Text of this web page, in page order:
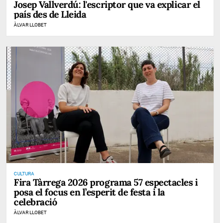
Josep Vallverdú: l'escriptor que va explicar el
país des de Lleida
ÀLVAR LLOBET
CULTURA
Fira Tàrrega 2026 programa 57 espectacles i
posa el focus en l’esperit de festa i la
celebració
ÀLVAR LLOBET